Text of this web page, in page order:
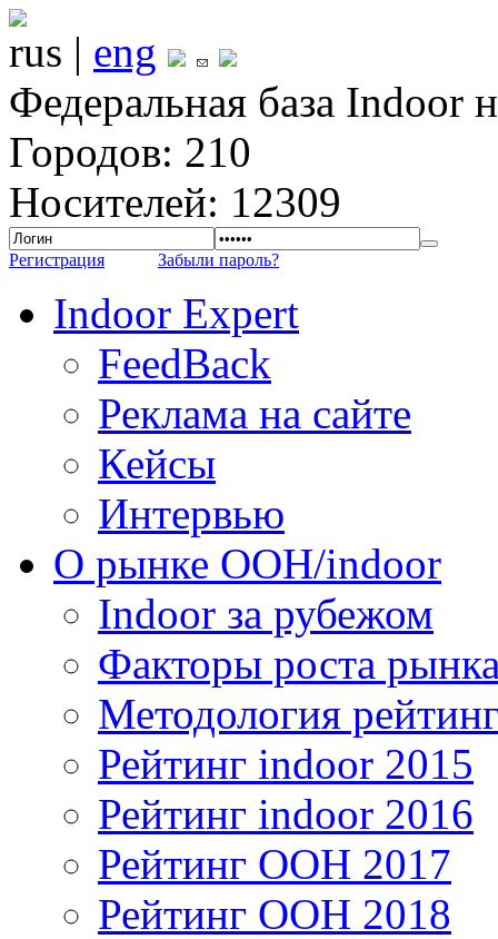
rus | eng
Федеральная база Indoor
Городов: 210
Носителей: 12309
Регистрация Забыли пароль?
Indoor Expert
FeedBack
Реклама на сайте
Кейсы
Интервью
О рынке OOH/indoor
Indoor за рубежом
Факторы роста
Методология
Рейтинг indoor 2015
Рейтинг indoor 2016
Рейтинг OOH 2017
Рейтинг OOH 2018